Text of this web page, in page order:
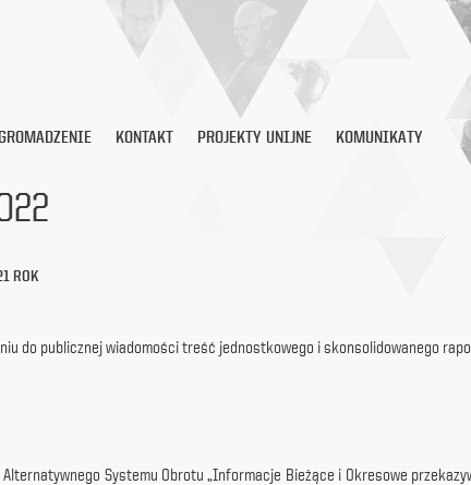
KONTAKT PROJEKTY UNIJNE KOMUNIKATY
ROK
do publicznej wiadomości treść jednostkowego i skonsolidowanego
Systemu Obrotu „Informacje Bieżące i Okresowe